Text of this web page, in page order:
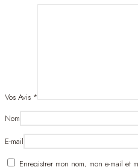
Vos Avis *
Nom
E-mail
Enregistrer mon nom, mon e-mail et